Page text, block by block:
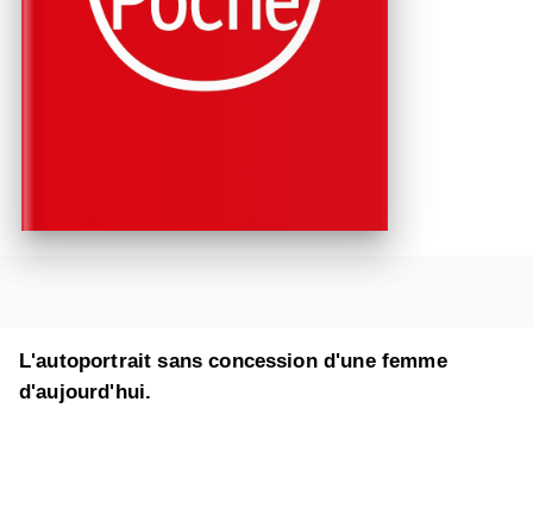
L'autoportrait sans concession d'une femme
d'aujourd'hui.